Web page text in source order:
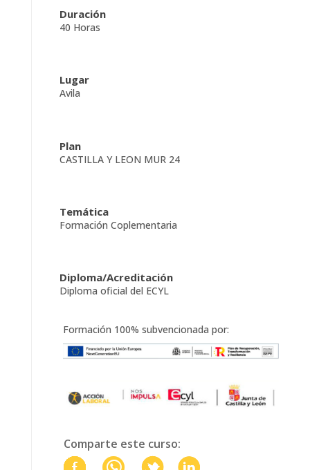
Duración
40 Horas
Lugar
Avila
Plan
CASTILLA Y LEON MUR 24
Temática
Formación Coplementaria
Diploma/Acreditación
Diploma oficial del ECYL
Formación 100% subvencionada por:
Comparte este curso: